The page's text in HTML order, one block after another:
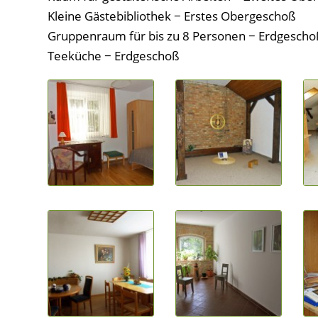
Kleine Gästebibliothek − Erstes Obergeschoß
Gruppenraum für bis zu 8 Personen −
Teeküche − Erdgeschoß